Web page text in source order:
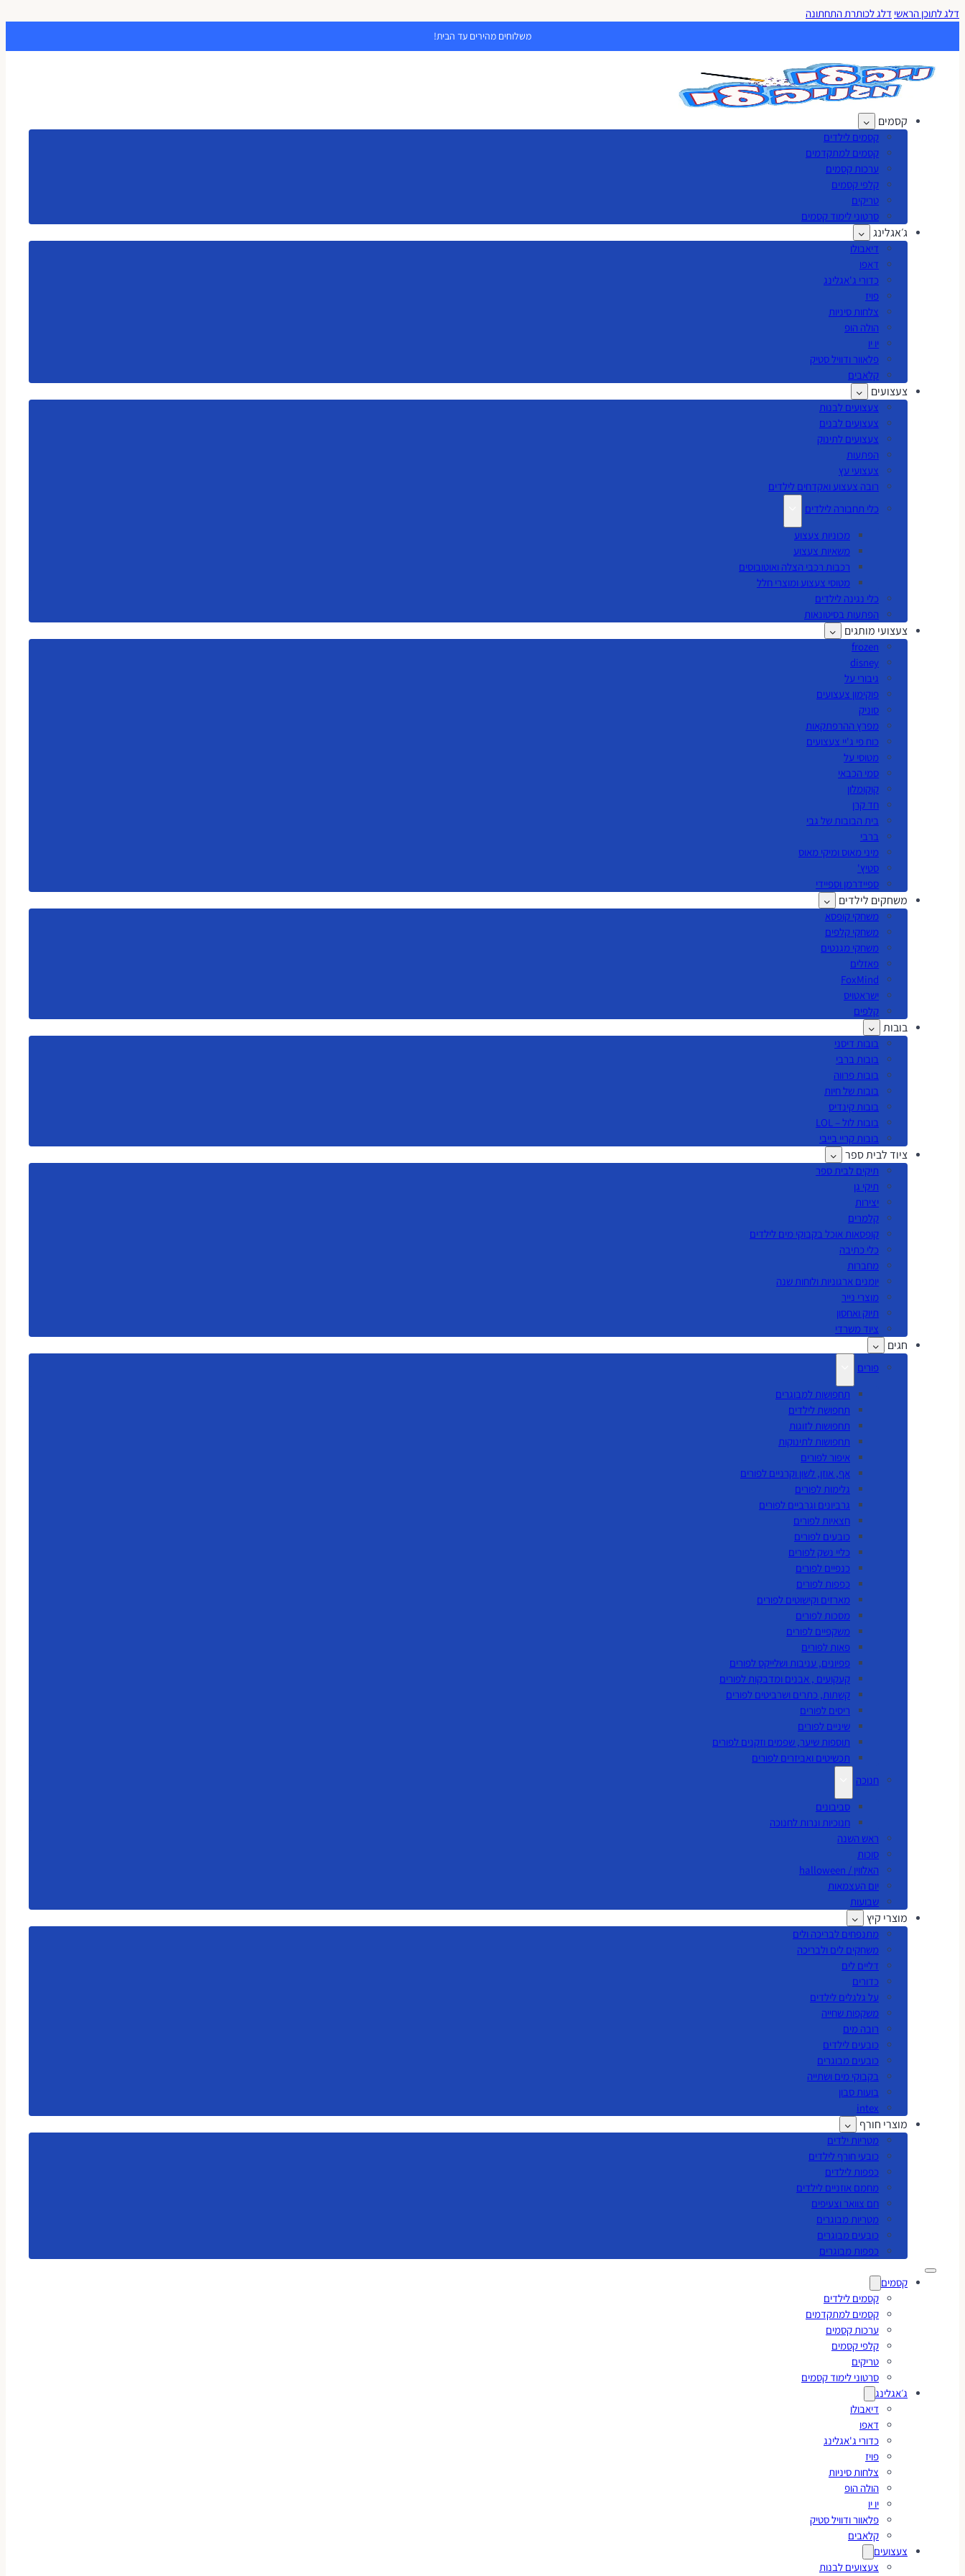
דלג לתוכן הראשי דלג לכותרת התחתונה
משלוחים מהירים עד הבית!
קסמים
קסמים לילדים
קסמים למתקדמים
ערכות קסמים
קלפי קסמים
טריקים
סרטוני לימוד קסמים
ג׳אגלינג
דיאבולו
דאפו
כדורי ג'אגלינג
פויז
צלחות סיניות
הולה הופ
יו יו
פלאוור ודוויל סטיק
קלאבים
צעצועים
צעצועים לבנות
צעצועים לבנים
צעצועים לתינוק
הפתעות
צעצועי עץ
רובה צעצוע ואקדחים לילדים
כלי תחבורה לילדים
מכוניות צעצוע
משאיות צעצוע
רכבות רכבי הצלה ואוטובוסים
מטוסי צעצוע ומוצרי חלל
כלי נגינה לילדים
הפתעות בסיטונאות
צעצועי מותגים
frozen
disney
גיבורי על
פוקימון צעצועים
סוניק
מפרץ ההרפתקאות
כוח פי ג'יי צעצועים
מטוסי על
סמי הכבאי
קוקומלון
חד קרן
בית הבובות של גבי
ברבי
מיני מאוס ומיקי מאוס
סטיץ'
ספיידרמן וספיידי
משחקים לילדים
משחקי קופסא
משחקי קלפים
משחקי מגנטים
פאזלים
FoxMind
ישראטויס
קלפים
בובות
בובות דיסני
בובות ברבי
בובות פרווה
בובות של חיות
בובות קינדיס
בובות לול – LOL
בובות קריי בייבי
ציוד לבית ספר
תיקים לבית ספר
תיקי גן
יצירות
קלמרים
קופסאות אוכל בקבוקי מים לילדים
כלי כתיבה
מחברות
יומנים ארגוניות ולוחות שנה
מוצרי נייר
תיוק ואחסון
ציוד משרדי
חגים
פורים
תחפושות למבוגרים
תחפושת לילדים
תחפושות לזוגות
תחפושות לתינוקות
איפור לפורים
אף, אוזן, לשון וקרניים לפורים
גלימות לפורים
גרביונים וגרביים לפורים
חצאיות לפורים
כובעים לפורים
כליי נשק לפורים
כנפיים לפורים
כפפות לפורים
מארזים וקישוטים לפורים
מסכות לפורים
משקפיים לפורים
פאות לפורים
פפיונים, עניבות ושלייקס לפורים
קעקועים , אבנים ומדבקות לפורים
קשתות, כתרים ושרביטים לפורים
ריסים לפורים
שיניים לפורים
תוספות שיער, שפמים וזקנים לפורים
תכשיטים ואביזרים לפורים
חנוכה
סביבונים
חנוכיות ונרות לחנוכה
ראש השנה
סוכות
האלווין / halloween
יום העצמאות
שבועות
מוצרי קיץ
מתנפחים לבריכה ולים
משחקים לים ולבריכה
דליים לים
כדורים
על גלגלים לילדים
משקפות שחייה
רובה מים
כובעים לילדים
כובעים מבוגרים
בקבוקי מים ושתייה
בועות סבון
intex
מוצרי חורף
מטריות ילדים
כובעי חורף לילדים
כפפות לילדים
מחמם אוזניים לילדים
חם צוואר וצעיפים
מטריות מבוגרים
כובעים מבוגרים
כפפות מבוגרים
קסמים
קסמים לילדים
קסמים למתקדמים
ערכות קסמים
קלפי קסמים
טריקים
סרטוני לימוד קסמים
ג׳אגלינג
דיאבולו
דאפו
כדורי ג'אגלינג
פויז
צלחות סיניות
הולה הופ
יו יו
פלאוור ודוויל סטיק
קלאבים
צעצועים
צעצועים לבנות